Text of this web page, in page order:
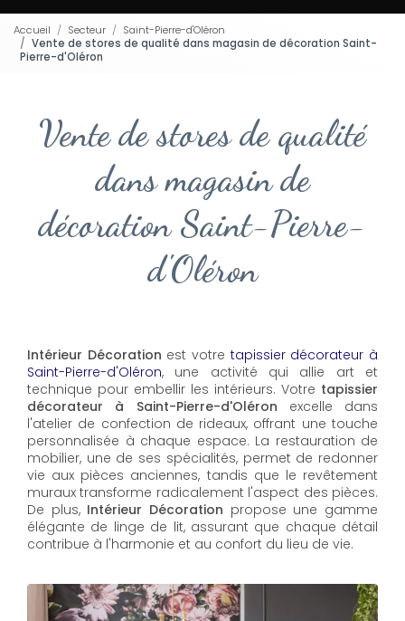
Accueil Secteur
Saint-Pierre-d'Oléron
Vente de stores de qualité dans magasin de décoration Saint-
Pierre-d'Oléron
Vente de stores de qualité
dans magasin de
décoration Saint-Pierre-
d'Oléron
Intérieur Décoration est votre tapissier décorateur à
Saint-Pierre-d'Oléron, une activité qui allie art et
technique pour embellir les intérieurs. Votre tapissier
décorateur à Saint-Pierre-d'Oléron excelle dans
l'atelier de confection de rideaux, offrant une touche
personnalisée à chaque espace. La restauration de
mobilier, une de ses spécialités, permet de redonner
vie aux pièces anciennes, tandis que le revêtement
muraux transforme radicalement l'aspect des pièces.
De plus, Intérieur Décoration propose une gamme
élégante de linge de lit, assurant que chaque détail
contribue à l'harmonie et au confort du lieu de vie.